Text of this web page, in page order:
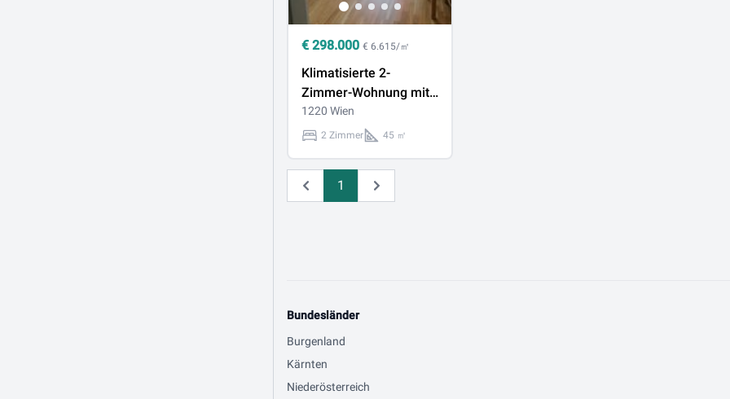
€ 298.000 € 6.615/㎡
Klimatisierte 2-
Zimmer-Wohnung mit
hofseitiger Terrasse &
optionaler
1220 Wien
2 Zimmer 45 ㎡
Zurück
1 Weiter
Bundesländer
Burgenland
Kärnten
Niederösterreich